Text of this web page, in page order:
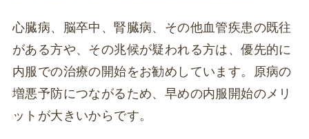
心臓病、脳卒中、腎臓病、その他血管疾患の既往
がある方や、その兆候が疑われる方は、優先的に
内服での治療の開始をお勧めしています。原病の
増悪予防につながるため、早めの内服開始のメリ
ットが大きいからです。